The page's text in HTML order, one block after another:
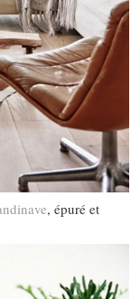
, épuré et